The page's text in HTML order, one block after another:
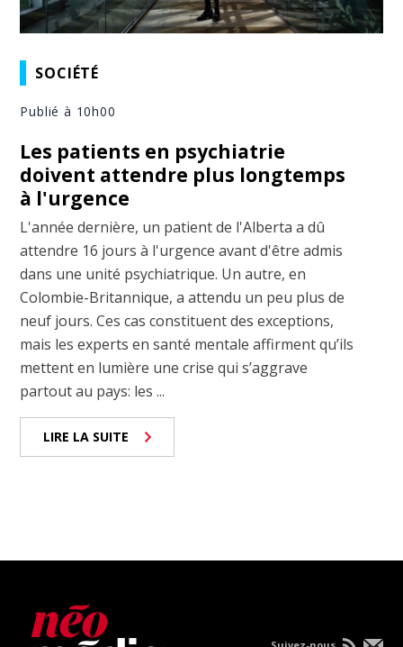
SOCIÉTÉ
Publié à 10h00
Les patients en psychiatrie
doivent attendre plus longtemps
à l'urgence
L'année dernière, un patient de l'Alberta a dû
attendre 16 jours à l'urgence avant d'être admis
dans une unité psychiatrique. Un autre, en
Colombie-Britannique, a attendu un peu plus de
neuf jours. Ces cas constituent des exceptions,
mais les experts en santé mentale affirment qu’ils
mettent en lumière une crise qui s’aggrave
partout au pays: les ...
LIRE LA SUITE